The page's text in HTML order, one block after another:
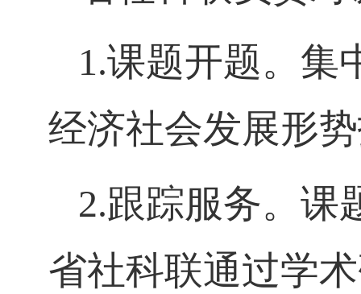
1.课题开题。集
经济社会发展形
2.跟踪服务。课
省社科联通过学